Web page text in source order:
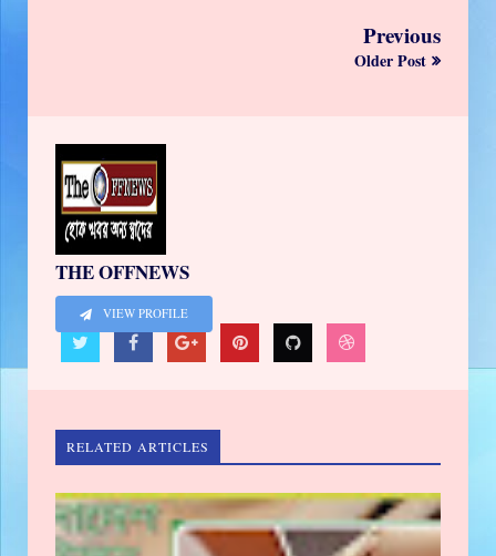
Previous
Older Post
THE OFFNEWS
VIEW PROFILE
RELATED ARTICLES